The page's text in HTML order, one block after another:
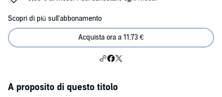
Scopri di più sull'abbonamento
Acquista ora a 11,73 €
A proposito di questo titolo